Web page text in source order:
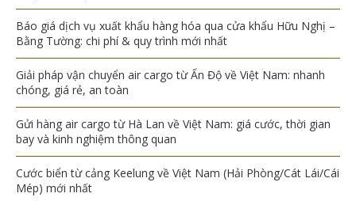
Báo giá dịch vụ xuất khẩu hàng hóa qua cửa khẩu Hữu Nghị –
Bằng Tường: chi phí & quy trình mới nhất
Giải pháp vận chuyển air cargo từ Ấn Độ về Việt Nam: nhanh
chóng, giá rẻ, an toàn
Gửi hàng air cargo từ Hà Lan về Việt Nam: giá cước, thời gian
bay và kinh nghiệm thông quan
Cước biển từ cảng Keelung về Việt Nam (Hải Phòng/Cát Lái/Cái
Mép) mới nhất